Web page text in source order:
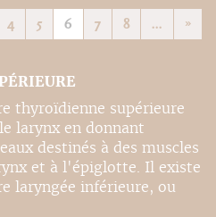
4 5 6 7 8 ... »
thyroïdienne supérieure
larynx en donnant
destinés à des muscles
et à l'épiglotte. Il existe
laryngée inférieure, ou